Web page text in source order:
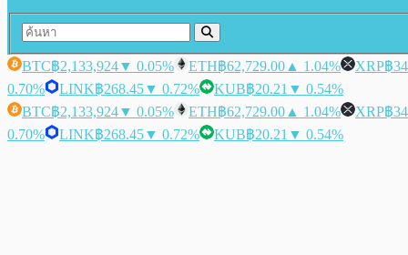
BTC฿2,133,924▼ 0.05% ETH฿62,729.00 ▲ 1.04% XRP฿
0.70%
LINK฿268.45▼ 0.72% KUB฿20.21 ▼ 0.54%
BTC฿2,133,924▼ 0.05% ETH฿62,729.00 ▲ 1.04% XRP฿
0.70%
LINK฿268.45▼ 0.72% KUB฿20.21 ▼ 0.54%